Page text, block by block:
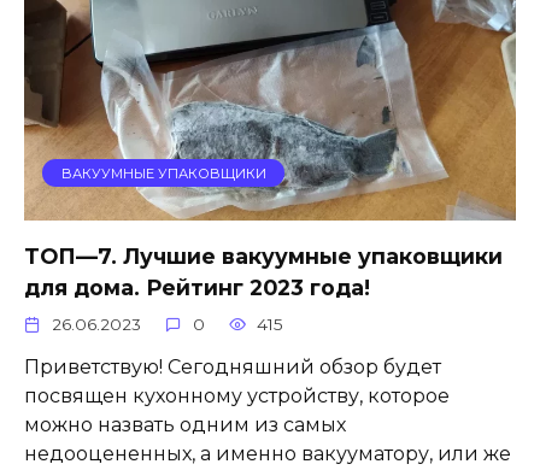
ВАКУУМНЫЕ УПАКОВЩИКИ
ТОП—7. Лучшие вакуумные упаковщики
для дома. Рейтинг 2023 года!
26.06.2023 0 415
Приветствую! Сегодняшний обзор будет
посвящен кухонному устройству, которое
можно назвать одним из самых
недооцененных, а именно вакууматору, или же